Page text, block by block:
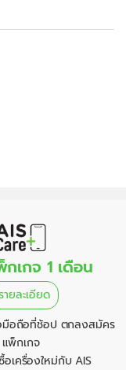
เกจ 1 เดือน
ายละเอียด
มือถือที่ช้อป ตกลงสมัคร
แพ็กเกจ
อเครื่องใหม่กับ AIS